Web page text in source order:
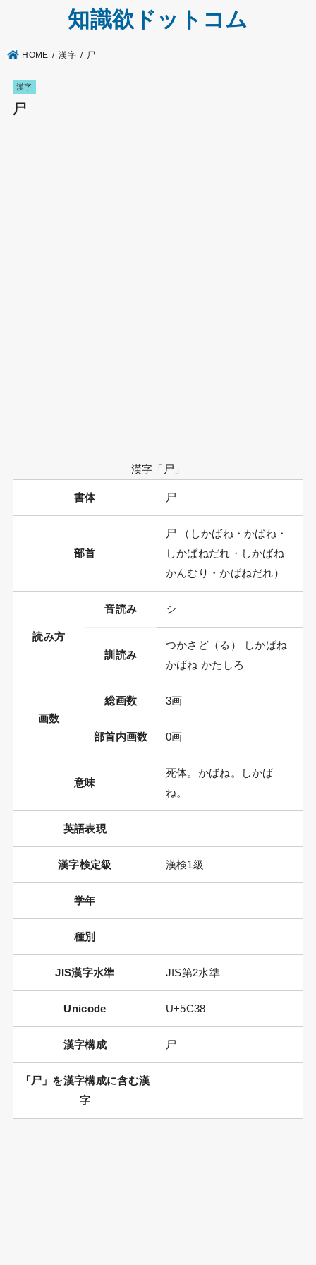
知識欲ドットコム
HOME 漢字 尸
漢字
尸
漢字「尸」
書体 尸
部首
尸 （しかばね・かばね・
しかばねだれ・しかばね
かんむり・かばねだれ）
読み方
音読み シ
訓読み
つかさど（る） しかばね
かばね かたしろ
画数
総画数 3画
部首内画数 0画
意味
死体。かばね。しかば
ね。
英語表現 –
漢字検定級 漢検1級
学年 –
種別 –
JIS漢字水準 JIS第2水準
Unicode U+5C38
漢字構成 尸
「尸」を漢字構成に含む漢
字
–